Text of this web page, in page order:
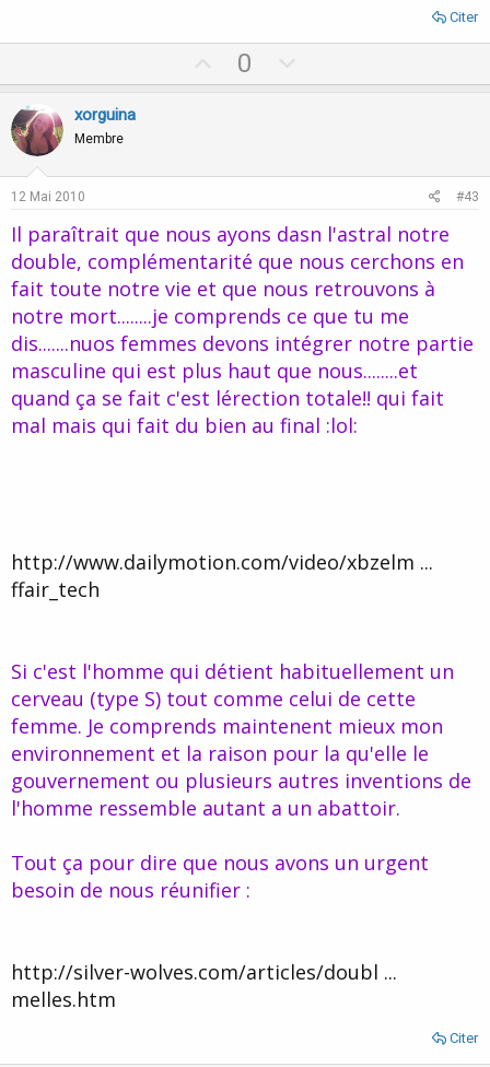
Citer
p
0
o
e
xorguina
Membre
12 Mai 2010 #43
Il paraîtrait que nous ayons dasn l'astral notre
double, complémentarité que nous cerchons en
fait toute notre vie et que nous retrouvons à
notre mort........je comprends ce que tu me
dis.......nuos femmes devons intégrer notre partie
masculine qui est plus haut que nous........et
quand ça se fait c'est lérection totale!! qui fait
mal mais qui fait du bien au final :lol:
http://www.dailymotion.com/video/xbzelm ...
ffair_tech
Si c'est l'homme qui détient habituellement un
cerveau (type S) tout comme celui de cette
femme. Je comprends maintenent mieux mon
environnement et la raison pour la qu'elle le
gouvernement ou plusieurs autres inventions de
l'homme ressemble autant a un abattoir.
Tout ça pour dire que nous avons un urgent
besoin de nous réunifier :
http://silver-wolves.com/articles/doubl ...
melles.htm
Citer